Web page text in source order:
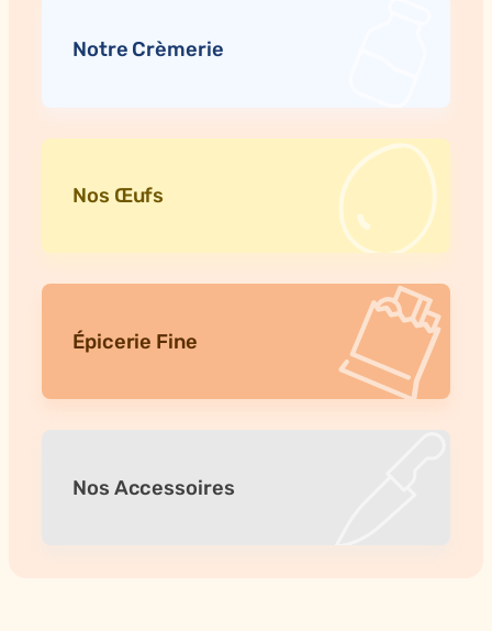
Notre Crèmerie
Nos Œufs
Épicerie Fine
Nos Accessoires